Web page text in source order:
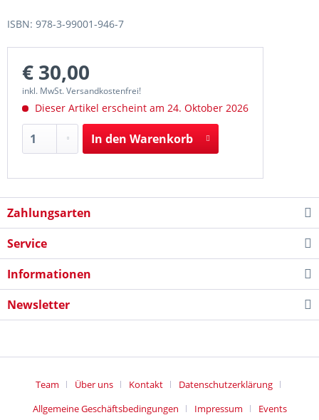
ISBN: 978-3-99001-946-7
€ 30,00
inkl. MwSt. Versandkostenfrei!
Dieser Artikel erscheint am 24. Oktober 2026
In den Warenkorb
Zahlungsarten
Service
Informationen
Newsletter
Team Über uns Kontakt
Datenschutzerklärung
Allgemeine Geschäftsbedingungen
Impressum Events